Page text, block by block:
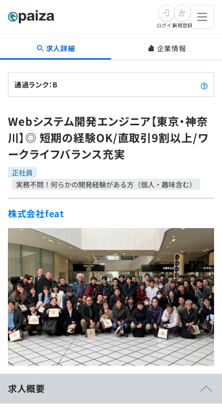
転職・キャリア
転職成功ガイド
転職エージェント
インタビュー
転職成功ガイド
新卒就活
求人検索
本選考
インターン
イベント・セミナー
インタビュー
就活成功ガイド
学習
問題集
4択課題
リファレンス
プラン
個人向けプラン
法人向けプラン
学校向けプラン
プログラミング言語
評価結果一覧
再チャレンジ結果一覧
ゲーム・マンガ
Tech Team Journal
paiza times
note
paizaとは？
ログイン新規登録
求人詳細 企業情報
通過ランク：B
Webシステム開発エンジニア【東京・神奈
川】◎ 短期の経験OK/直取引9割以上/ワ
ークライフバランス充実
正社員
実務不問！何らかの開発経験がある方（個人・趣味含む）
株式会社feat
求人概要